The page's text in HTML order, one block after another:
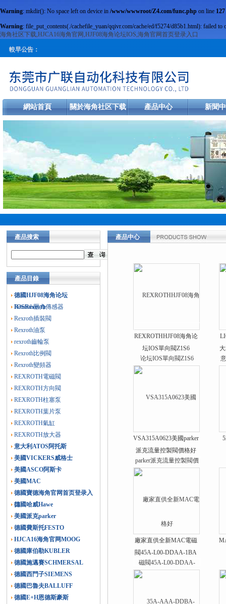
Warning: mkdir(): No space left on device in /www/wwwroot/Z4.com/func.php on line 127
Warning: file_put_contents(./cachefile_yuan/qqivr.com/cache/ed/f5274/d85b1.html): failed
海角社区下载,HJCA16海角官网,HJF08海角论坛IOS,海角官网首页登录入口
較早公告：
網站首頁 關於海角社区下载 產品中心 新聞
產品搜索
產品目錄
德國HJF08海角论坛
IOSRexroth
Rexroth壓力傳感器
Rexroth插裝閥
Rexroth油泵
rexroth齒輪泵
Rexroth比例閥
Rexroth變頻器
REXROTH電磁閥
REXROTH方向閥
REXROTH柱塞泵
REXROTH葉片泵
REXROTH氣缸
REXROTH放大器
意大利ATOS阿托斯
美國VICKERS威格士
美國ASCO阿斯卡
美國MAC
德國寶德海角官网首页登录入
口
德國哈威Hawe
美國派克parker
德國費斯托FESTO
HJCA16海角官网MOOG
德國庫伯勒KUBLER
德國施邁賽SCHMERSAL
德國西門子SIEMENS
德國巴魯夫BALLUFF
德國E+H恩德斯豪斯
產品中心
REXROTHHJF08海角论
坛IOS單向閥Z1S6
VSA315A0623美國parker
派克流量控製閥價格好
廠家直供全新MAC電磁
閥45A-L00-DDAA-1BA